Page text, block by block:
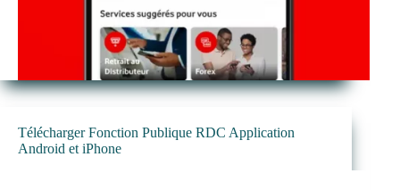
Télécharger Fonction Publique RDC Application
Android et iPhone